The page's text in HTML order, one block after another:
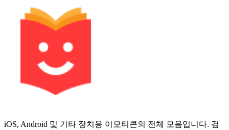
iOS, Android 및 기타 장치용 이모티콘의 전체 모음입니다. 검